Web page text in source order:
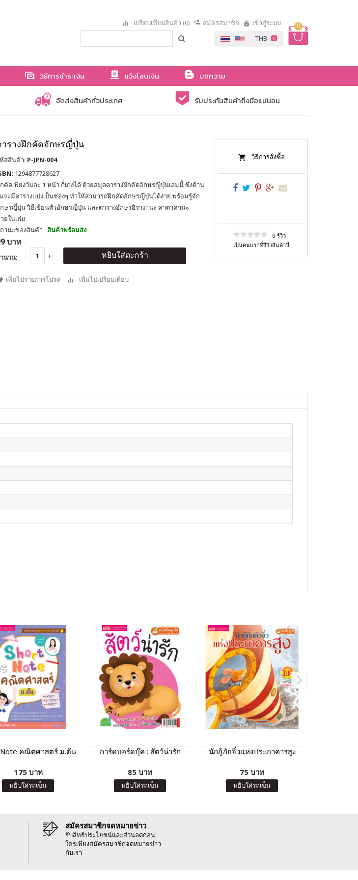
0
เปรียบเทียบสินค้า (0) สมัครสมาชิก เข้าสู่ระบบ
วิธีการชำระเงิน แจ้งโอนเงิน
บทความ
จัดส่งสินค้าทั่วประเทศ รับประกันสินค้าถึงมือแน่นอน
ารางฝึกคัดอักษรญี่ปุ่น
สสินค้า: P-JPN-004
1294877728627
คัดเพียงวันละ 1 หน้า ก็เก่งได้ ด้วยสมุดตารางฝึกคัดอักษรญี่ปุ่นเล่มนี้ ซึ่งด้าน
จะมีตารางแบ่งเป็นช่องๆ ทำให้สามารถฝึกคัดอักษรญี่ปุ่นได้ง่าย พร้อมรู้จัก
ษรญี่ปุ่น วิธีเขียนตัวอักษรญี่ปุ่น และตารางอักษรฮิรางานะ คาตาคานะ
ยในเล่ม
านะของสินค้า : สินค้าพร้อมส่ง
บาท
นวน: หยิบใส่ตะกร้า
เพิ่มไปรายการโปรด เพิ่มไปเปรียบเทียบ
วิธีการสั่งซื้อ
0 รีวิว
เป็นคนแรกที่รีวิวสินค้านี้
คณิตศาสตร์ ม.ต้น
175 บาท
หยิบใส่รถเข็น
การ์ดบอร์ดบุ๊ค : สัตว์น่ารัก
85 บาท
หยิบใส่รถเข็น
นักกู้ภัยจิ๋วแห่งประภาคารสูง
75 บาท
หยิบใส่รถเข็น
สมัครสมาชิกจดหมายข่าว
รับสิทธิประโยชน์และส่วนลดก่อน
ใครเพียงสมัครสมาชิกจดหมายข่าว
กับเรา